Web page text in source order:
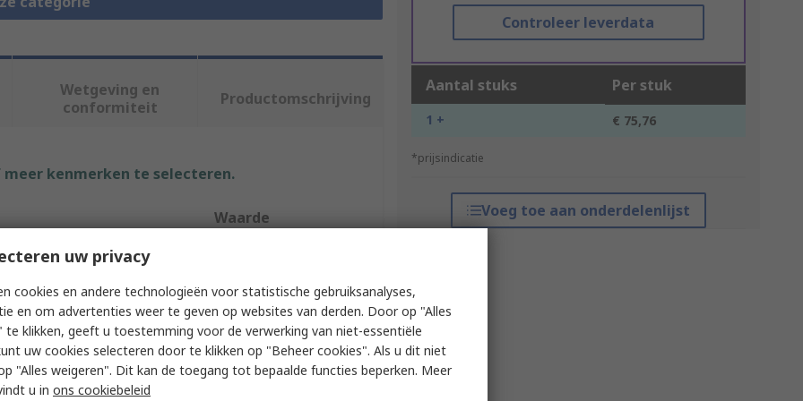
Controleer leverdata
Aantal stuks Per stuk
1 + € 75,76
*prijsindicatie
Voeg toe aan onderdelenlijst
Wetgeving en
conformiteit
Productomschrijving
kenmerken te selecteren.
Waarde
Flow Valve
Flow Controller
GRA
uw privacy
cookies en andere technologieën voor statistische gebruiksanalyses,
en om advertenties weer te geven op websites van derden. Door op "Alles
te klikken, geeft u toestemming voor de verwerking van niet-essentiële
uw cookies selecteren door te klikken op "Beheer cookies". Als u dit niet
"Alles weigeren". Dit kan de toegang tot bepaalde functies beperken. Meer
u in ons cookiebeleid